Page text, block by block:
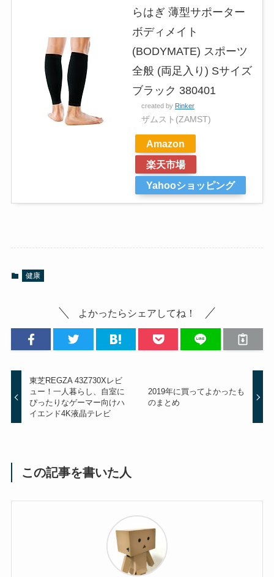
らはぎ 薄型サポーター
ボディメイト
(BODYMATE) スポーツ
全般 (両足入り) Sサイズ
ブラック 380401
created by Rinker
ザムスト(ZAMST)
Amazon
楽天市場
Yahooショッピング
健康
よかったらシェアしてね！
東芝REGZA 43Z730Xレビ
ュー！一人暮らし、自室に
ぴったりなゲーマー向けハ
イエンド4K液晶テレビ
2019年に買ってよかったも
のまとめ
この記事を書いた人